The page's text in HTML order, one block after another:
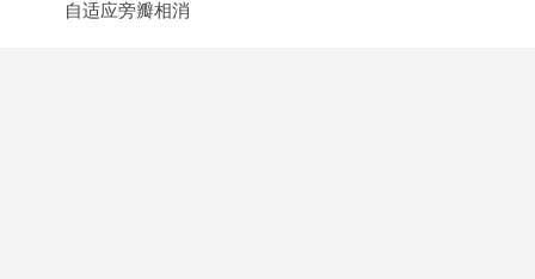
自适应旁瓣相消